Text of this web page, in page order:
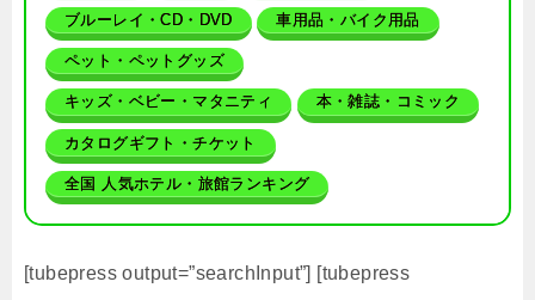
ブルーレイ・CD・DVD 車用品・バイク用品
ペット・ペットグッズ
キッズ・ベビー・マタニティ 本・雑誌・コミック
カタログギフト・チケット
全国 人気ホテル・旅館ランキング
[tubepress output=”searchInput”] [tubepress